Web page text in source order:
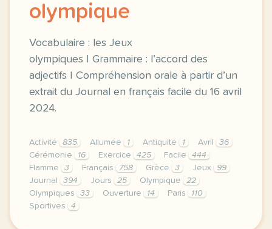
olympique
Vocabulaire : les Jeux
olympiques | Grammaire : l’accord des
adjectifs | Compréhension orale à partir d’un
extrait du Journal en français facile du 16 avril
2024.
Activité 835 Allumée 1 Antiquité 1 Avril
36
Cérémonie
16 Exercice 425 Facile
444
Flamme
3 Français 758 Grèce 3 Jeux
99
Journal
394 Jours 25 Olympique
22
Olympiques
33 Ouverture 14 Paris
110
Sportives
4
exercice a1 jo 2024 le voyage de la flamme